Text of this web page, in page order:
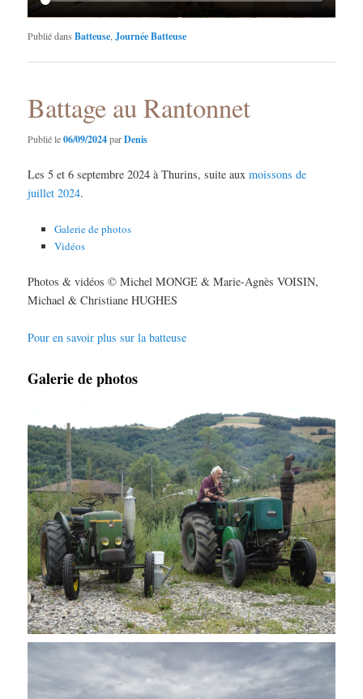
Publié dans Batteuse,Journée Batteuse
Battage au Rantonnet
Publié le06/09/2024parDenis
Les 5 et 6 septembre 2024 à Thurins, suite auxmoissons de
juillet 2024.
Galerie de photos
Vidéos
Photos & vidéos © Michel MONGE & Marie-Agnès VOISIN,
Michael & Christiane HUGHES
Pour en savoir plus sur la batteuse
Galerie de photos